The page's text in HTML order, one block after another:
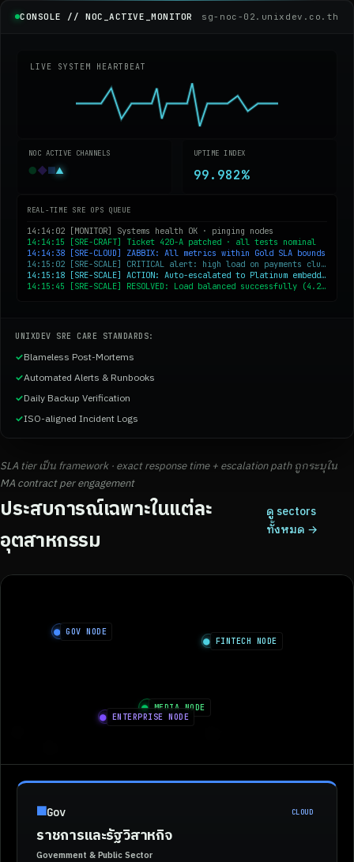
CONSOLE // NOC_ACTIVE_MONITOR sg-noc-02.unixdev.co.th
LIVE SYSTEM HEARTBEAT
NOC ACTIVE CHANNELS
●◆■▲
UPTIME INDEX
99.982%
REAL-TIME SRE OPS QUEUE
14:14:02 [MONITOR] Systems health OK · pinging nodes
14:14:15 [SRE-CRAFT] Ticket 420-A patched · all tests nominal
14:14:38 [SRE-CLOUD] ZABBIX: All metrics within Gold SLA bounds
14:15:02 [SRE-SCALE] CRITICAL alert: high load on payments cluster
14:15:18 [SRE-SCALE] ACTION: Auto-escalated to Platinum embedded SRE
14:15:45 [SRE-SCALE] RESOLVED: Load balanced successfully (4.2m recovery)
UNIXDEV SRE CARE STANDARDS:
✓Blameless Post-Mortems
✓Automated Alerts & Runbooks
✓Daily Backup Verification
✓ISO-aligned Incident Logs
SLA tier เป็น framework · exact response time + escalation path ถูกระบุใน
MA contract per engagement
ประสบการณ์เฉพาะในแต่ละ
อุตสาหกรรม
ดู sectors
ทั้งหมด →
● GOV NODE
● MEDIA NODE
● FINTECH NODE
● ENTERPRISE NODE
■Gov CLOUD
ราชการและรัฐวิสาหกิจ
Government & Public Sector